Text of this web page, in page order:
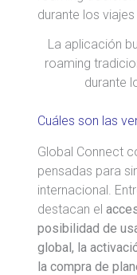
La aplicación
roaming
durante
Cuáles son las
Global Connect
pensadas para
internacional.
destacan el
posibilidad de
global, la
la compra de